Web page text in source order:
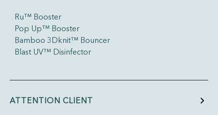
Ru™ Booster
Pop Up™ Booster
Bamboo 3Dknit™ Bouncer
Blast UV™ Disinfector
ATTENTION CLIENT